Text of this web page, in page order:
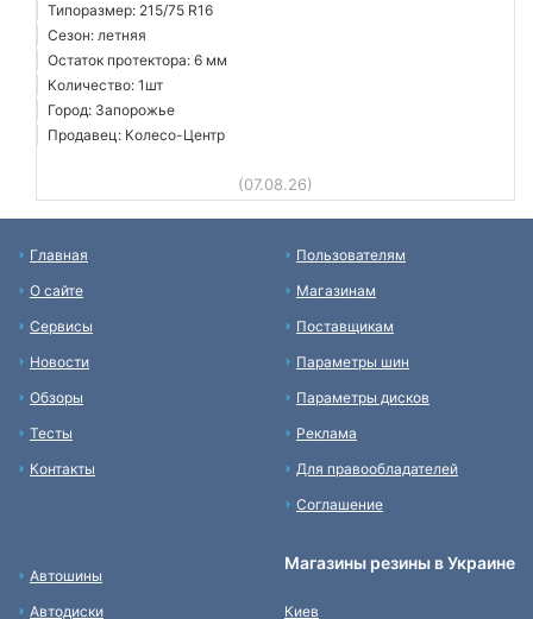
Типоразмер: 215/75 R16
Сезон: летняя
Остаток протектора: 6 мм
Количество: 1шт
Город: Запорожье
Продавец: Колесо-Центр
(07.08.26)
Главная
О сайте
Сервисы
Новости
Обзоры
Тесты
Контакты
Пользователям
Магазинам
Поставщикам
Параметры шин
Параметры дисков
Реклама
Для правообладателей
Соглашение
Автошины
Автодиски
Магазины резины в Украине
Киев